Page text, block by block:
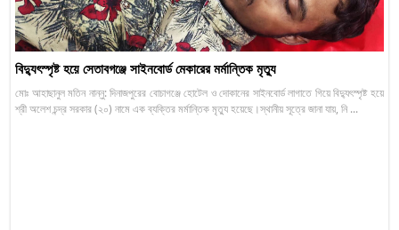
বিদ্যুৎস্পৃষ্ট হয়ে সেতাবগঞ্জে সাইনবোর্ড মেকারের মর্মান্তিক মৃত্যু
মোঃ আহাছানুল মতিন নান্নু: দিনাজপুরের বোচাগঞ্জে হোটেল ও দোকানের সাইনবোর্ড লাগাতে গিয়ে বিদ্যুৎস্পৃষ্ট হয়ে
শ্রী অলেশ চন্দ্র সরকার (২০) নামে এক ব্যক্তির মর্মান্তিক মৃত্যু হয়েছে।স্থানীয় সূত্রে জানা যায়, নি ...